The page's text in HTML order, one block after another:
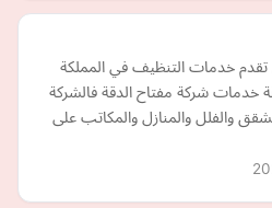
تقدم خدمات التنظيف في المملكة
شركة مفتاح الدقة فالشركة
والفلل والمنازل والمكاتب على